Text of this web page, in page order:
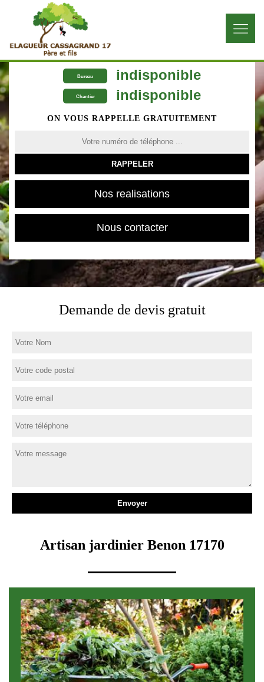
Bureau indisponible
Chantier indisponible
ON VOUS RAPPELLE GRATUITEMENT
Nos realisations
Nous contacter
Demande de devis gratuit
Artisan jardinier Benon 17170